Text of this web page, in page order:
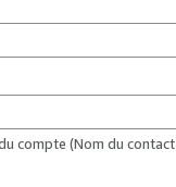
compte (Nom du